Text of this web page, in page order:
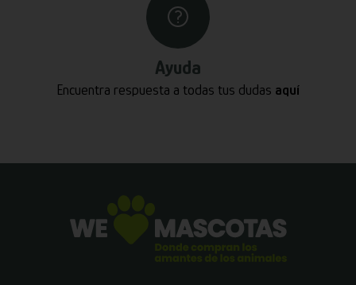
Ayuda
Encuentra respuesta a todas tus dudas aquí